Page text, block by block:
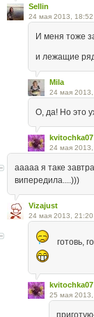
Sellin
24 мая 2013, 18:52
И меня тоже
и лежащие
Mila
24 мая
О, да! Но это
kvitochka07
24 мая
ааааа я таке
випередила....)))
Vizajust
24 мая 2013, 21:20
готовь,
kvitochka07
25 мая